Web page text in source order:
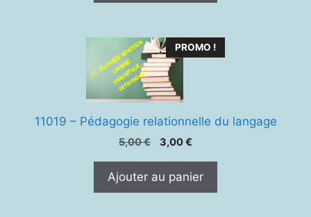
PROMO !
11019 – Pédagogie relationnelle du langage
5,00€
Le
était :
3,00€
est :
Ajouter au panier